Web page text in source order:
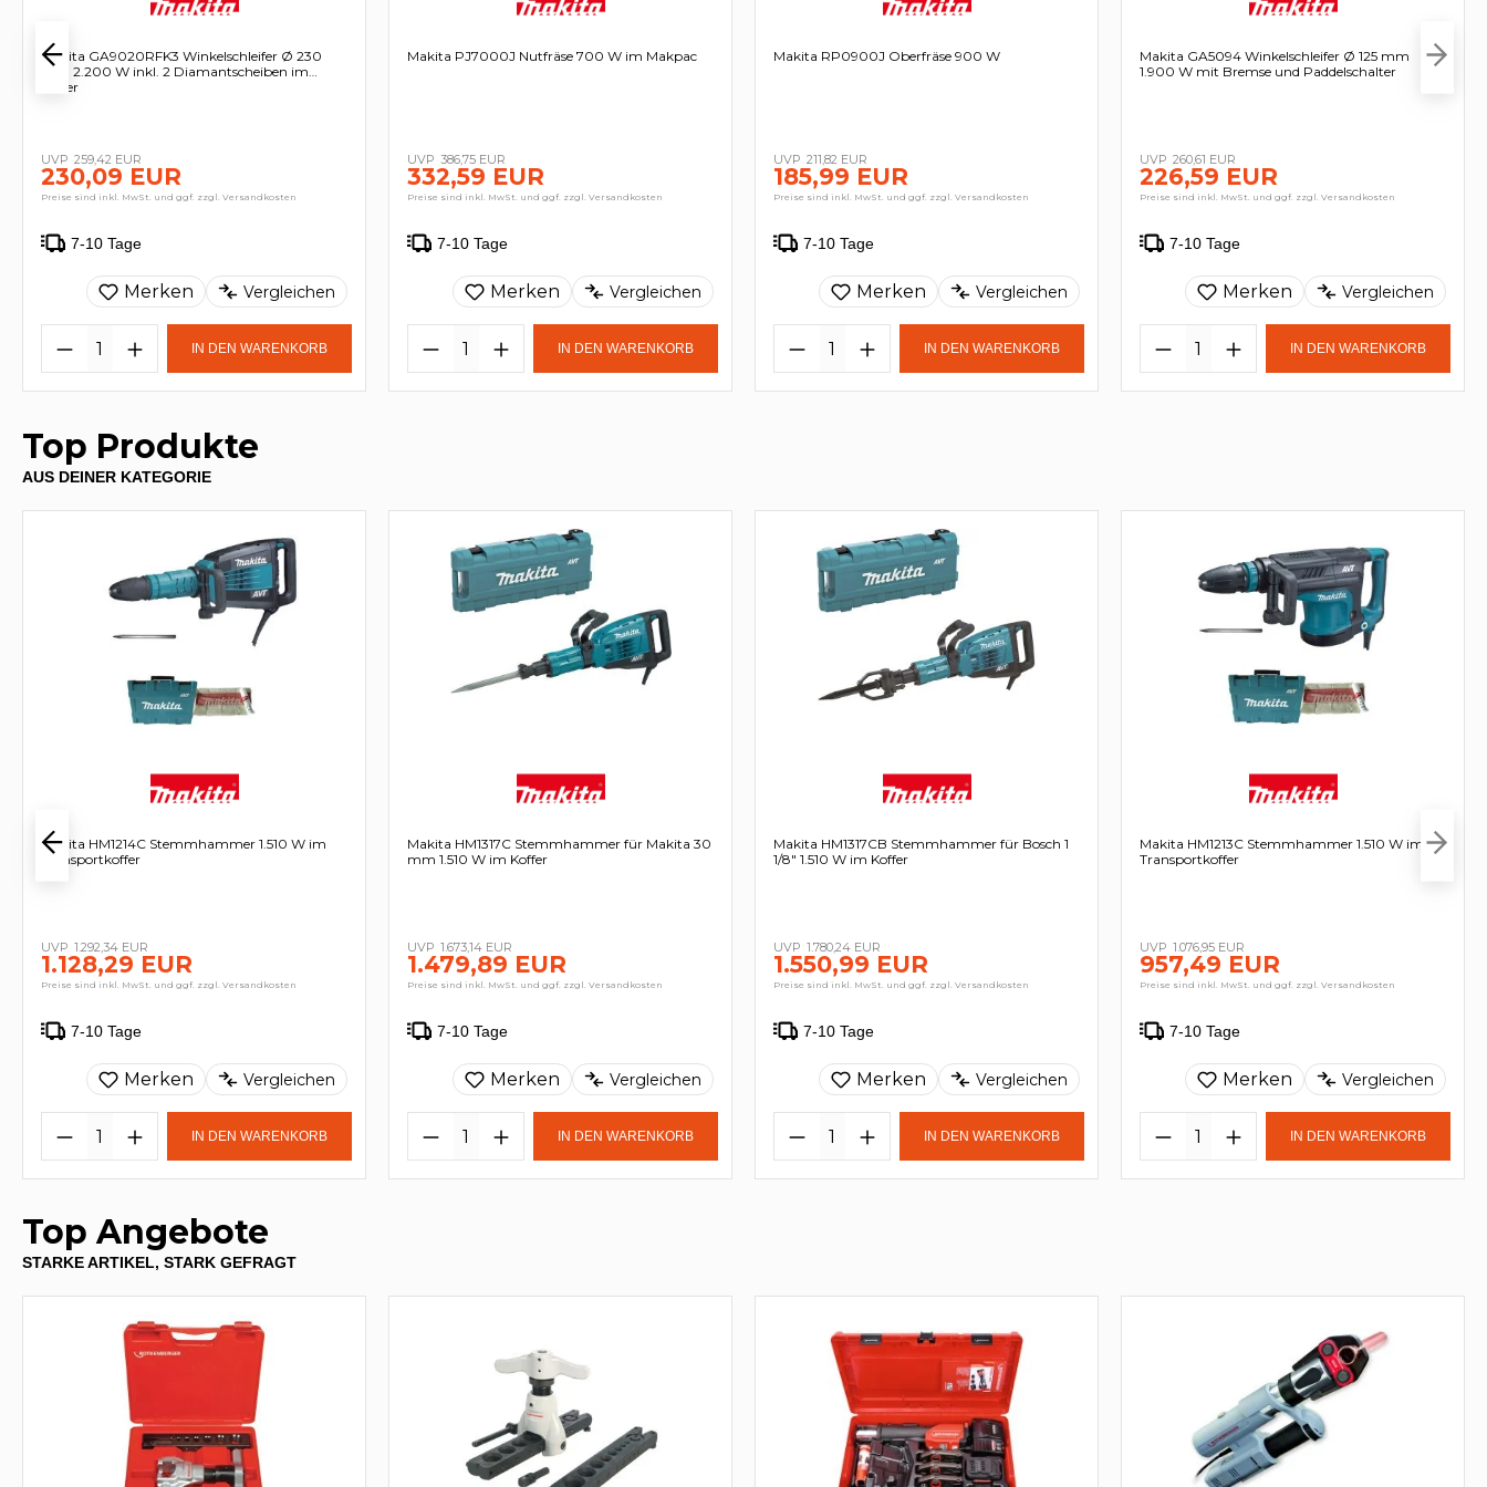
Makita GA9020RFK3 Winkelschleifer Ø 230
mm 2.200 W inkl. 2 Diamantscheiben im
Koffer
259,42 EUR
230,09 EUR
Preise sind inkl. MwSt. und ggf. zzgl. Versandkosten
7-10 Tage
Merken Vergleichen
IN DEN WARENKORB
Makita PJ7000J Nutfräse 700 W im Makpac
386,75 EUR
332,59 EUR
Preise sind inkl. MwSt. und ggf. zzgl. Versandkosten
7-10 Tage
Merken Vergleichen
IN DEN WARENKORB
Makita RP0900J Oberfräse 900 W
211,82 EUR
185,99 EUR
Preise sind inkl. MwSt. und ggf. zzgl. Versandkosten
7-10 Tage
Merken Vergleichen
IN DEN WARENKORB
Makita GA5094 Winkelschleifer Ø 125 mm
1.900 W mit Bremse und Paddelschalter
260,61 EUR
226,59 EUR
Preise sind inkl. MwSt. und ggf. zzgl. Versandkosten
7-10 Tage
Merken Vergleichen
IN DEN WARENKORB
Top Produkte
AUS DEINER KATEGORIE
Makita HM1214C Stemmhammer 1.510 W im
Transportkoffer
1.292,34 EUR
1.128,29 EUR
Preise sind inkl. MwSt. und ggf. zzgl. Versandkosten
7-10 Tage
Merken Vergleichen
IN DEN WARENKORB
Makita HM1317C Stemmhammer für Makita 30
mm 1.510 W im Koffer
1.673,14 EUR
1.479,89 EUR
Preise sind inkl. MwSt. und ggf. zzgl. Versandkosten
7-10 Tage
Merken Vergleichen
IN DEN WARENKORB
Makita HM1317CB Stemmhammer für Bosch 1
1/8" 1.510 W im Koffer
1.780,24 EUR
1.550,99 EUR
Preise sind inkl. MwSt. und ggf. zzgl. Versandkosten
7-10 Tage
Merken Vergleichen
IN DEN WARENKORB
Makita HM1213C Stemmhammer 1.510 W im
Transportkoffer
1.076,95 EUR
957,49 EUR
Preise sind inkl. MwSt. und ggf. zzgl. Versandkosten
7-10 Tage
Merken Vergleichen
IN DEN WARENKORB
Top Angebote
STARKE ARTIKEL, STARK GEFRAGT